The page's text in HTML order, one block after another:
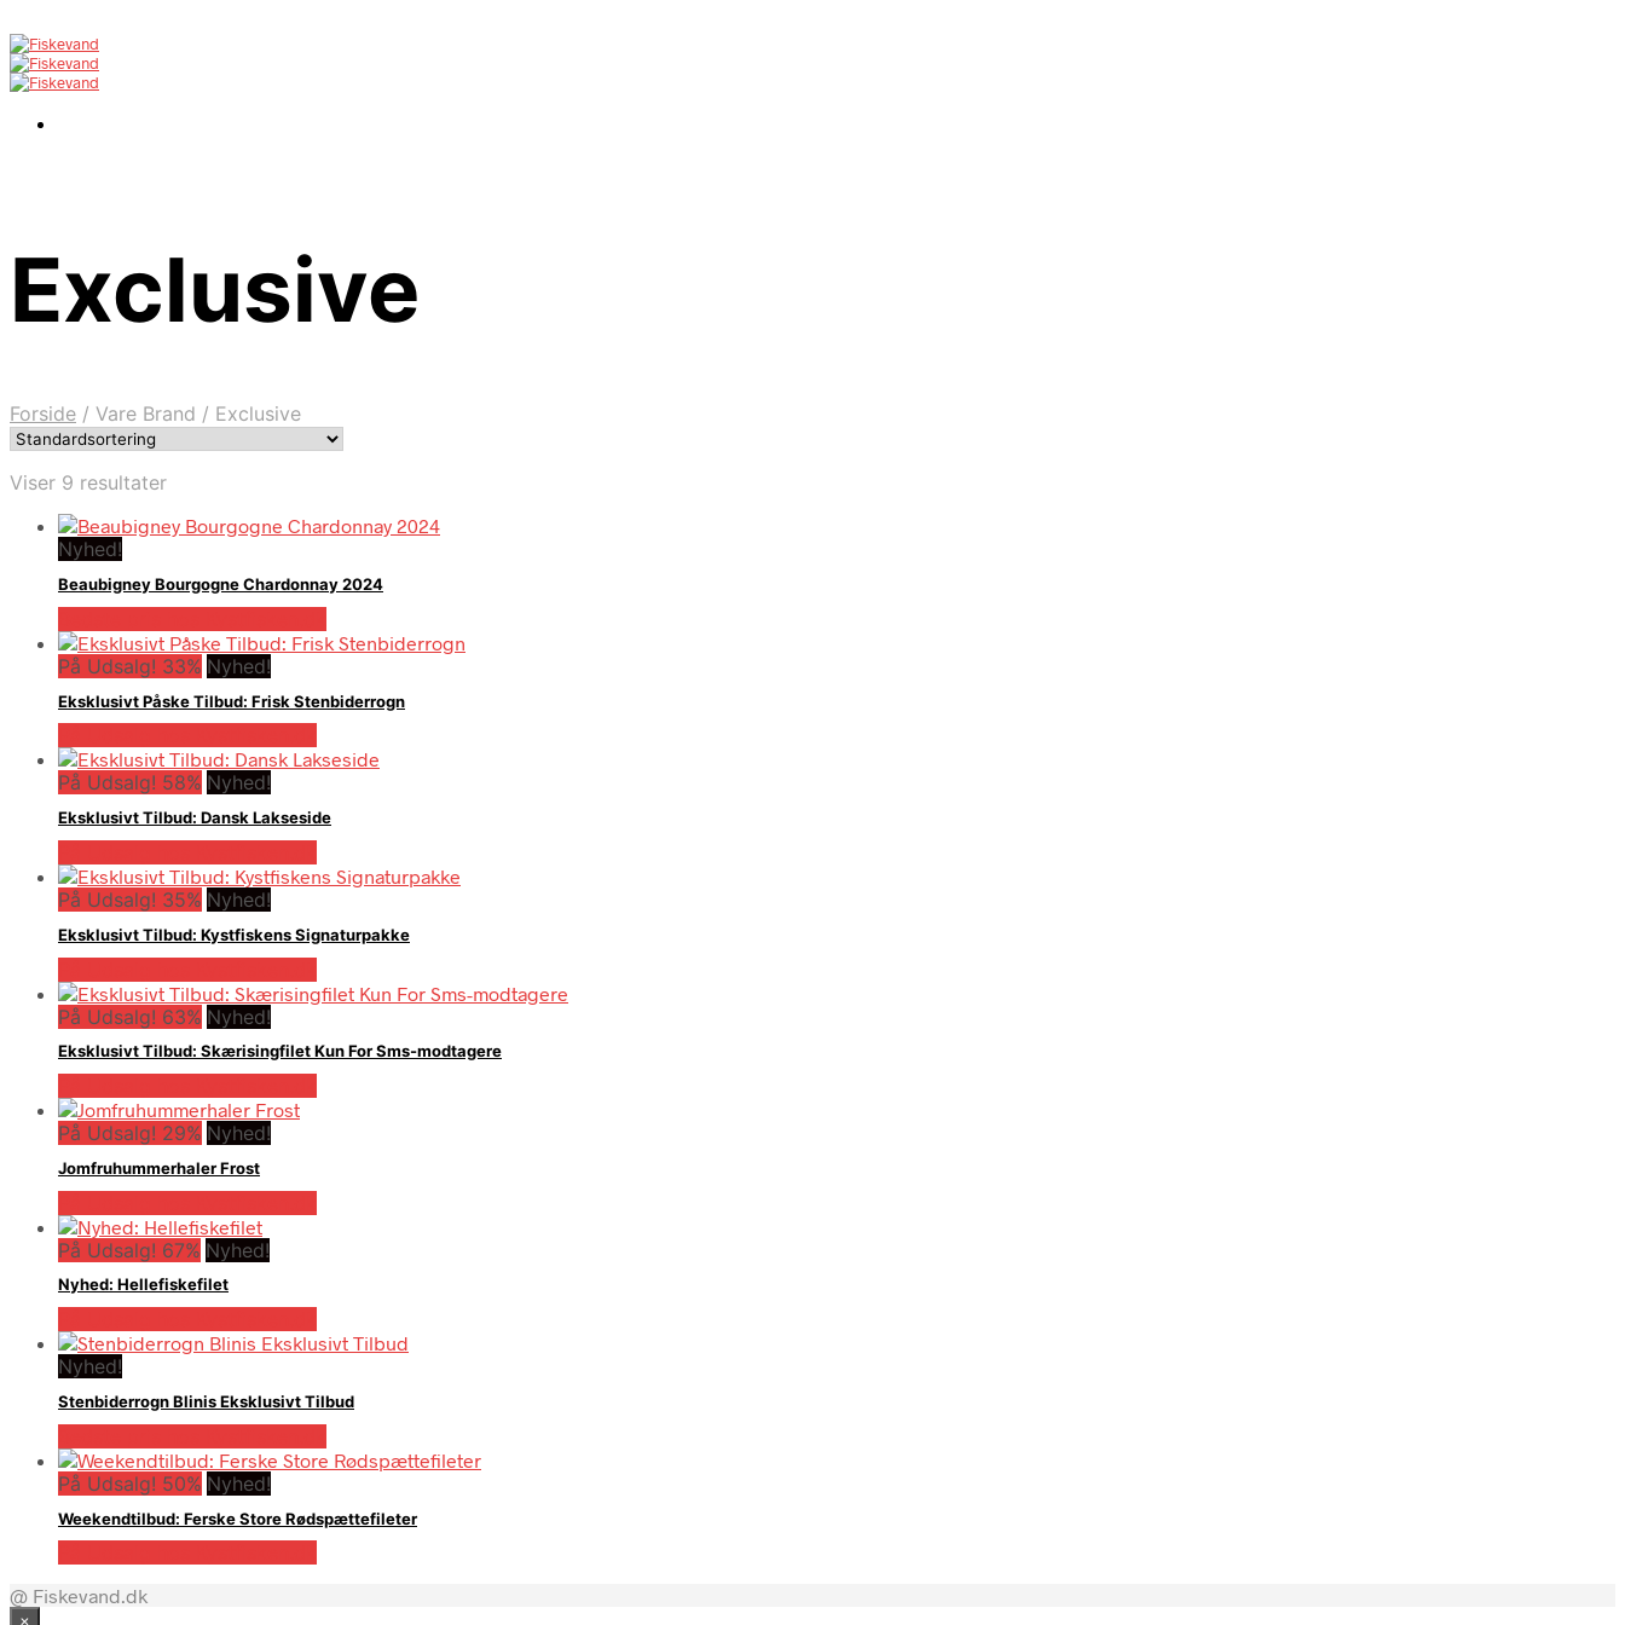
Exclusive
Forside / Vare Brand / Exclusive
Viser 9 resultater
Nyhed!
Beaubigney Bourgogne Chardonnay 2024
På Udsalg! 33% Nyhed!
Eksklusivt Påske Tilbud: Frisk Stenbiderrogn
På Udsalg! 58% Nyhed!
Eksklusivt Tilbud: Dansk Lakseside
På Udsalg! 35% Nyhed!
Eksklusivt Tilbud: Kystfiskens Signaturpakke
På Udsalg! 63% Nyhed!
Eksklusivt Tilbud: Skærisingfilet Kun For Sms-modtagere
På Udsalg! 29% Nyhed!
Jomfruhummerhaler Frost
På Udsalg! 67% Nyhed!
Nyhed: Hellefiskefilet
Nyhed!
Stenbiderrogn Blinis Eksklusivt Tilbud
På Udsalg! 50% Nyhed!
Weekendtilbud: Ferske Store Rødspættefileter
@ Fiskevand.dk
×